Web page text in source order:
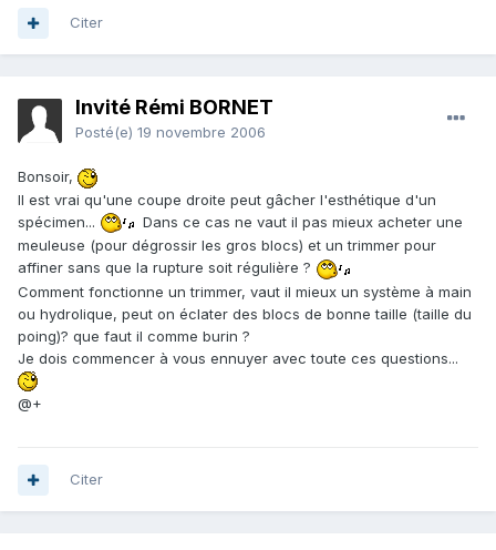
Citer
Invité Rémi BORNET
Posté(e) 19 novembre 2006
Bonsoir,
Il est vrai qu'une coupe droite peut gâcher l'esthétique d'un
spécimen...
Dans ce cas ne vaut il pas mieux acheter une
meuleuse (pour dégrossir les gros blocs) et un trimmer pour
affiner sans que la rupture soit régulière ?
Comment fonctionne un trimmer, vaut il mieux un système à main
ou hydrolique, peut on éclater des blocs de bonne taille (taille du
poing)? que faut il comme burin ?
Je dois commencer à vous ennuyer avec toute ces questions...
@+
Citer